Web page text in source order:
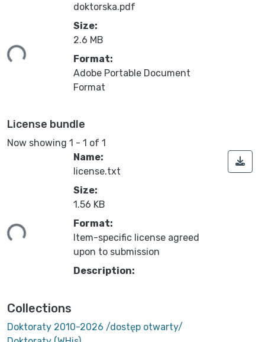
Loading...
doktorska.pdf
Size:
2.6 MB
Format:
Adobe Portable Document
Format
License bundle
Now showing 1 - 1 of 1
Loading...
Name:
license.txt
Size:
1.56 KB
Format:
Item-specific license agreed
upon to submission
Description:
Collections
Doktoraty 2010-2026 /dostęp otwarty/